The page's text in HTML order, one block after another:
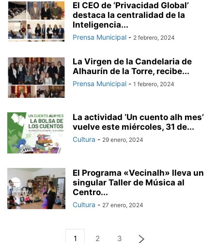
El CEO de ‘Privacidad Global’
destaca la centralidad de la
Inteligencia...
Prensa Municipal - 2 febrero, 2024
La Virgen de la Candelaria de
Alhaurín de la Torre, recibe...
Prensa Municipal - 1 febrero, 2024
La actividad ‘Un cuento alh mes’
vuelve este miércoles, 31 de...
Cultura - 29 enero, 2024
El Programa «Vecinalh» lleva un
singular Taller de Música al
Centro...
Cultura - 27 enero, 2024
1 2 3